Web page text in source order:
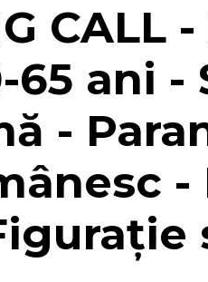
CALL
ani -
-
-